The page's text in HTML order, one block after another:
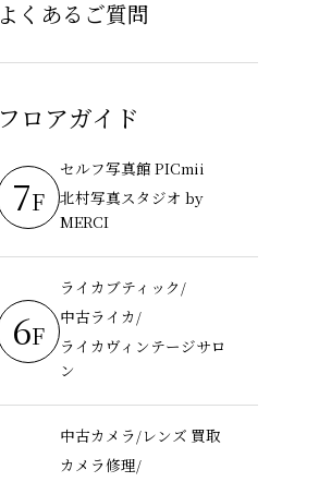
よくあるご質問
フロアガイド
7F
セルフ写真館 PICmii
北村写真スタジオ by
MERCI
6F
ライカブティック/
中古ライカ/
ライカヴィンテージサロ
ン
中古カメラ/レンズ 買取
カメラ修理/